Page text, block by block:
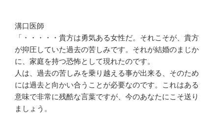
溝口医師
「・・・・・貴方は勇気ある女性だ。それこそが、貴方
が抑圧していた過去の苦しみです。それが結婚のまじか
に、家庭を持つ恐怖として現れたのです。
人は、過去の苦しみを乗り越える事が出来る、そのため
には過去と向かい合うことが必要なのです。これはある
意味で非常に残酷な言葉ですが、今のあなたにこそ送り
ましょう。